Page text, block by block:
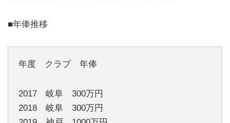
■年俸推移
年度 クラブ 年俸
2017 岐阜 300万円
2018 岐阜 300万円